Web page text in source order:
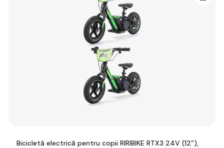
Bicicletă electrică pentru copii RIRIBIKE RTX3 24V (12”),